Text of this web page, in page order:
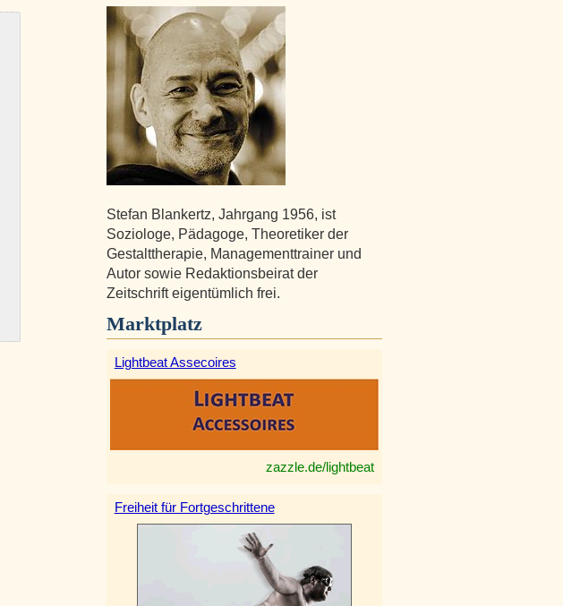
Stefan Blankertz, Jahrgang 1956, ist
Soziologe, Pädagoge, Theoretiker der
Gestalttherapie, Managementtrainer und
Autor sowie Redaktionsbeirat der
Zeitschrift eigentümlich frei.
Marktplatz
Lightbeat Assecoires
zazzle.de/lightbeat
Freiheit für Fortgeschrittene